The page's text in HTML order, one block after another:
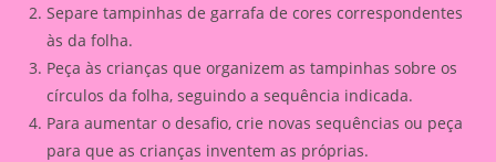
Separe tampinhas de garrafa de cores correspondentes
às da folha.
Peça às crianças que organizem as tampinhas sobre os
círculos da folha, seguindo a sequência indicada.
Para aumentar o desafio, crie novas sequências ou peça
para que as crianças inventem as próprias.